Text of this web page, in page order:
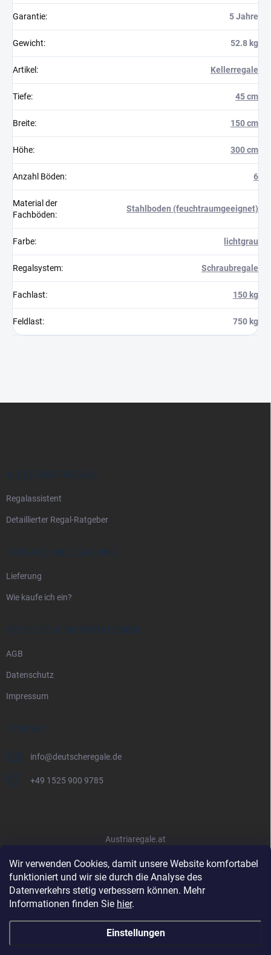
Wir verwenden Cookies, damit unsere Website komfortabel
funktioniert und wir sie durch die Analyse des
Datenverkehrs stetig verbessern können. Mehr
Informationen finden Sie hier.
Einstellungen
Garantie: 5 Jahre
Gewicht: 52.8 kg
Artikel : Kellerregale
Tiefe: 45 cm
Breite: 150 cm
Höhe: 300 cm
Anzahl Böden: 6
Material der
Fachböden:
Stahlboden (feuchtraumgeeignet)
Farbe: lichtgrau
Regalsystem: Schraubregale
Fachlast: 150 kg
Feldlast: 750 kg
ALLES ÜBER REGALE
Regalassistent
Detaillierter Regal-Ratgeber
VERSAND UND ZAHLUNG
Lieferung
Wie kaufe ich ein?
RECHTLICHE INFORMATIONEN
AGB
Datenschutz
Impressum
KONTAKT
info@deutscheregale.de
+49 1525 900 9785
Austriaregale.at